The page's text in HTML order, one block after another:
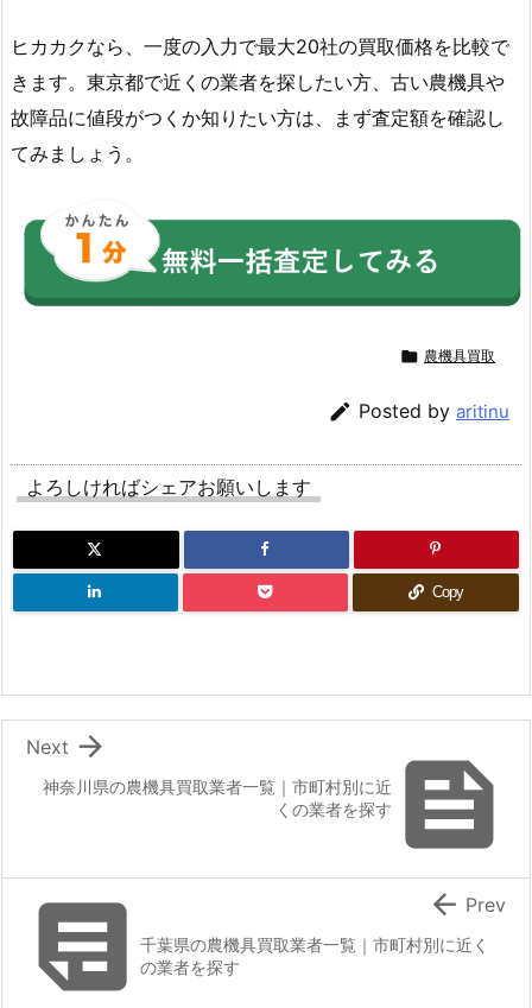
ヒカカクなら、一度の入力で最大20社の買取価格を比較で
きます。東京都で近くの業者を探したい方、古い農機具や
故障品に値段がつくか知りたい方は、まず査定額を確認し
てみましょう。
 農機具買取
 Posted by aritinu
よろしければシェアお願いします
Copy

神奈川県の農機具買取業者一覧｜市町村別に近
くの業者を探す

Next
千葉県の農機具買取業者一覧｜市町村別に近く
の業者を探す
 Prev